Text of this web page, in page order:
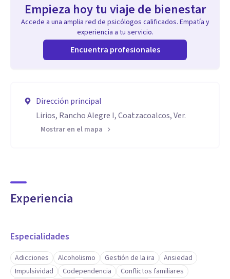
Empieza hoy tu viaje de bienestar
Accede a una amplia red de psicólogos calificados. Empatía y
experiencia a tu servicio.
Encuentra profesionales
Dirección principal
Lirios, Rancho Alegre I, Coatzacoalcos, Ver.
Mostrar en el mapa
Experiencia
Especialidades
Adicciones Alcoholismo Gestión de la ira
Ansiedad
Impulsividad
Codependencia
Conflictos familiares